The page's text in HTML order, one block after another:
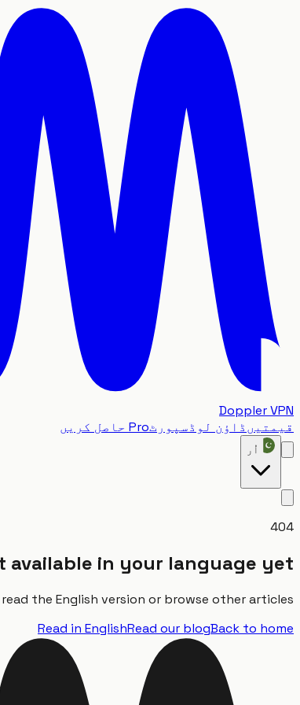
Doppler VPN
قیمتیںڈاؤن لوڈسپورٹPro حاصل کریں
اُر
404
available in your language yet
the English version or browse other articles.
Read in EnglishRead our blogBack to home